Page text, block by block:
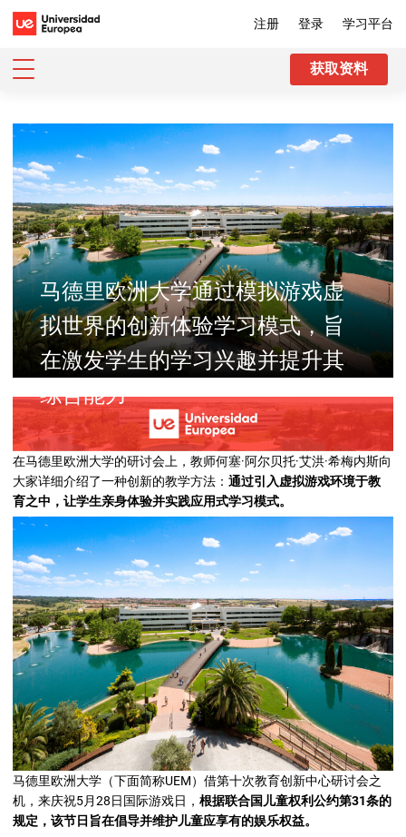
注册 登录 学习平台
获取资料
马德里欧洲大学通过模拟游戏虚
拟世界的创新体验学习模式，旨
在激发学生的学习兴趣并提升其
综合能力
在马德里欧洲大学的研讨会上，教师何塞·阿尔贝托·艾洪·希梅内斯向
大家详细介绍了一种创新的教学方法：通过引入虚拟游戏环境于教
育之中，让学生亲身体验并实践应用式学习模式。
马德里欧洲大学（下面简称UEM）借第十次教育创新中心研讨会之
机，来庆祝5月28日国际游戏日，根据联合国儿童权利公约第31条的
规定，该节日旨在倡导并维护儿童应享有的娱乐权益。